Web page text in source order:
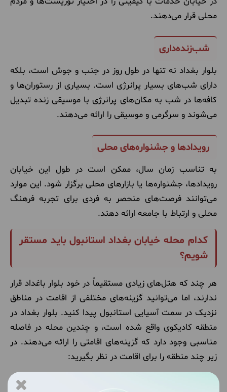
محلی قرار می‌دهند.
شب‌زنده‌داری
بلوار بغداد نه تنها در طول روز در جنب و جوش است، بلکه
دارای شب‌های بسیار پرانرژی است. بسیاری از رستوران‌ها و
کافه‌ها در شب به مکان‌های پرانرژی با موسیقی زنده تبدیل
می‌شوند و سرگرمی و موسیقی را ارائه می‌دهند.
رویدادها و جشنواره‌های محلی
به تناسب زمان سال، ممکن است در طول این خیابان
رویدادها، جشنواره‌ها یا بازارهای محلی برگزار شود. این‌ موارد
می‌توانند فرصت‌های منحصر به فردی برای تجربه فرهنگ
محلی و ارتباط با جامعه ارائه دهند.
کدام محله خیابان بغداد استانبول باید مستقر
شویم؟
هر چند که هتل‌های زیادی مستقیماً در خود بلوار باغداد قرار
ندارند، اما می‌توانید گزینه‌های مختلفی از اقامت در مناطق
نزدیک در سمت آسیایی استانبول پیدا کنید. بلوار بغداد در
منطقه کادیکوی واقع شده است، و چندین محله در فاصله
مناسبی وجود دارد که گزینه‌های اقامتی را ارائه می‌دهند. در
زیر چند منطقه را برای اقامت در نظر بگیرید: